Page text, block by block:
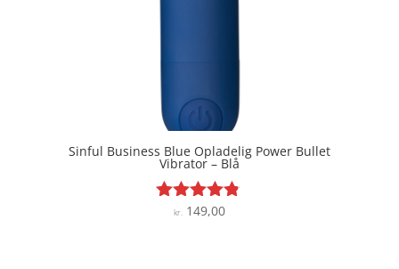
Sinful Business Blue Opladelig Power Bullet
Vibrator – Blå
Vurderet
kr.149,00